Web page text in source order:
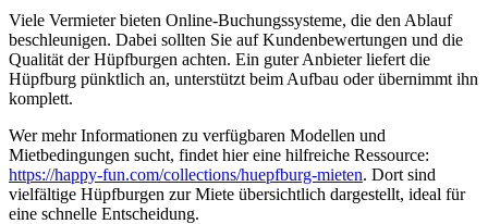
Viele Vermieter bieten Online-Buchungssysteme, die den Ablauf
beschleunigen. Dabei sollten Sie auf Kundenbewertungen und die
Qualität der Hüpfburgen achten. Ein guter Anbieter liefert die
Hüpfburg pünktlich an, unterstützt beim Aufbau oder übernimmt ihn
komplett.
Wer mehr Informationen zu verfügbaren Modellen und
Mietbedingungen sucht, findet hier eine hilfreiche Ressource:
https://happy-fun.com/collections/huepfburg-mieten. Dort sind
vielfältige Hüpfburgen zur Miete übersichtlich dargestellt, ideal für
eine schnelle Entscheidung.